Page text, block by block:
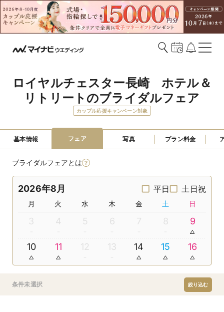
ロイヤルチェスター長崎　ホテル＆
リトリートのブライダルフェア
カップル応援キャンペーン対象
基本情報 フェア 写真 プラン料金
ブライダルフェアとは
2026年8月 平日 土日祝
月 火 水 木 金 土 日
3 4 5 6 7 8 9
10 11 12 13 14 15 16
条件未選択 絞り込む